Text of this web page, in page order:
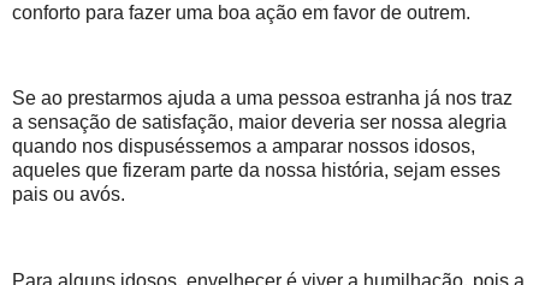
conforto para fazer uma boa ação em favor de outrem.
Se ao prestarmos ajuda a uma pessoa estranha já nos traz
a sensação de satisfação, maior deveria ser nossa alegria
quando nos dispuséssemos a amparar nossos idosos,
aqueles que fizeram parte da nossa história, sejam esses
pais ou avós.
Para alguns idosos, envelhecer é viver a humilhação, pois a